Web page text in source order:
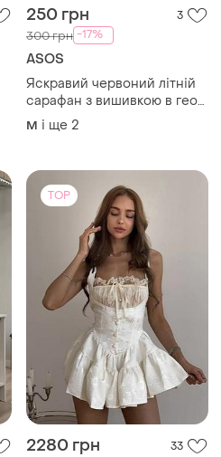
250 грн 3
300 грн -17%
ASOS
Яскравий червоний літній
сарафан з вишивкою в гео-
племінному стилі asos.
M і ще 2
TOP
2280 грн 33